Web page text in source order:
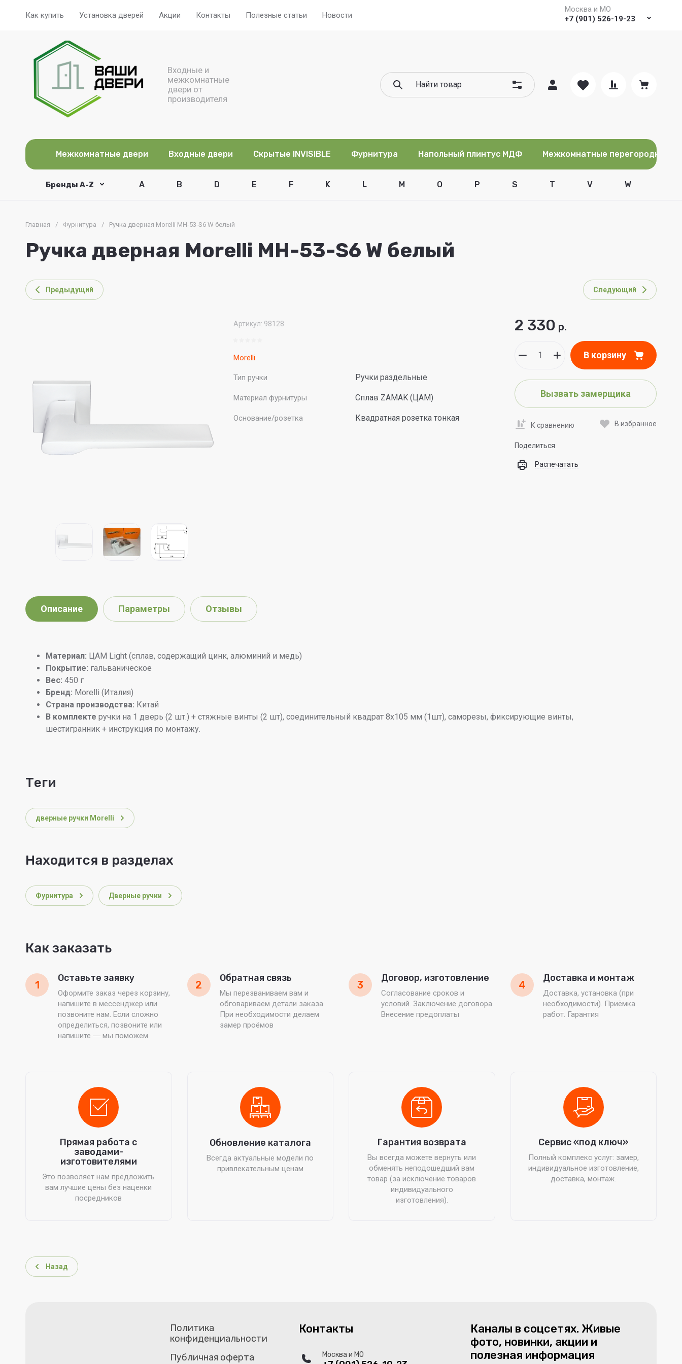
Как купить Установка дверей Акции Контакты Полезные статьи Новости
Москва и МО
+7 (901) 526-19-23
Входные и
межкомнатные
двери от
производителя
Межкомнатные двери Входные двери Скрытые INVISIBLE Фурнитура Напольный плинтус МДФ Межкомнатные перегородки
Бренды A-Z A B D E F K L M O P S T V W
Главная / Фурнитура / Ручка дверная Morelli MH-53-S6 W белый
Ручка дверная Morelli MH-53-S6 W белый
Предыдущий Следующий
Артикул: 98128
Morelli
Тип ручки Ручки раздельные
Материал фурнитуры Сплав ZAMAK (ЦАМ)
Основание/розетка Квадратная розетка тонкая
2 330 р.
В корзину
Вызвать замерщика
К сравнению В избранное
Поделиться
Распечатать
Описание Параметры Отзывы
Материал: ЦАМ Light (сплав, содержащий цинк, алюминий и медь)
Покрытие: гальваническое
Вес: 450 г
Бренд: Morelli (Италия)
Страна производства: Китай
В комплекте ручки на 1 дверь (2 шт.) + стяжные винты (2 шт), соединительный квадрат 8x105 мм (1шт), саморезы, фиксирующие винты,
шестигранник + инструкция по монтажу.
теги
дверные ручки Morelli
Находится в разделах
Фурнитура Дверные ручки
Как заказать
1
Оставьте заявку
Оформите заказ через корзину,
напишите в мессенджер или
позвоните нам. Если сложно
определиться, позвоните или
напишите ― мы поможем
2
Обратная связь
Мы перезваниваем вам и
обговариваем детали заказа.
При необходимости делаем
замер проёмов
3
Договор, изготовление
Согласование сроков и
условий. Заключение договора.
Внесение предоплаты
4
Доставка и монтаж
Доставка, установка (при
необходимости). Приёмка
работ. Гарантия
Прямая работа с
заводами-
изготовителями
Это позволяет нам предложить
вам лучшие цены без наценки
посредников
Обновление каталога
Всегда актуальные модели по
привлекательным ценам
Гарантия возврата
Вы всегда можете вернуть или
обменять неподошедший вам
товар (за исключение товаров
индивидуального
изготовления).
Сервис «под ключ»
Полный комплекс услуг: замер,
индивидуальное изготовление,
доставка, монтаж.
Назад
Политика
конфиденциальности
Публичная оферта
Контакты
Москва и МО
Каналы в соцсетях. Живые
фото, новинки, акции и
полезная информация